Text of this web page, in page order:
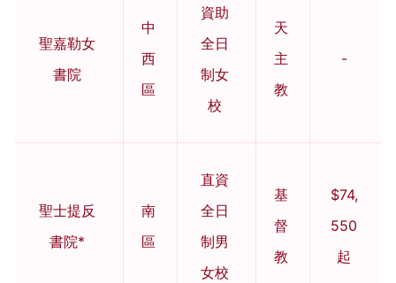
聖嘉勒女
書院
中
西
區
資助
全日
制女
校
天
主
教
-
聖士提反
書院*
南
區
直資
全日
制男
女校
基
督
教
$74,
550
起